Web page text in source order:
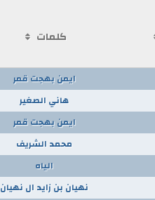
كلمات
ايمن بهجت قمر
هاني الصغير
ايمن بهجت قمر
محمد الشريف
الياه
نهيان بن زايد ال نهيان